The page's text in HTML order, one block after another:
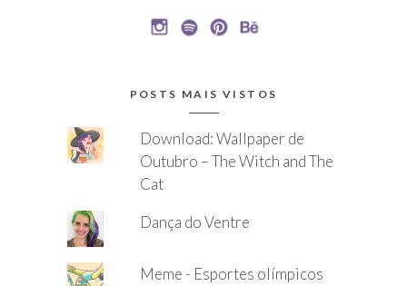
POSTS MAIS VISTOS
Download: Wallpaper de
Outubro – The Witch and The
Cat
Dança do Ventre
Meme - Esportes olímpicos